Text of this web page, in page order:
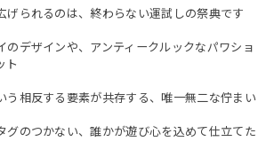
げられるのは、終わらない運試しの祭典です
のデザインや、アンティークルックなパワショ
ト
う相反する要素が共存する、唯一無二な佇まい
グのつかない、誰かが遊び心を込めて仕立てた